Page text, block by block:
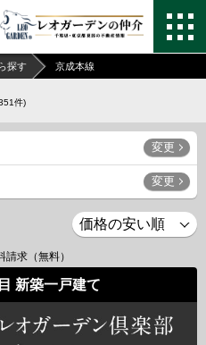
探す 京成本線
件)
変更
変更
求（無料）
新築一戸建て